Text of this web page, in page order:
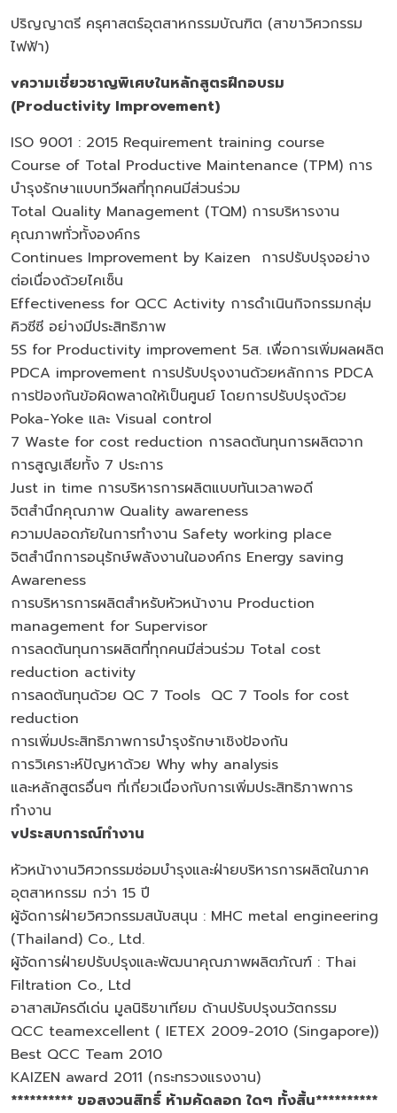
ปริญญาตรี ครุศาสตร์อุตสาหกรรมบัณฑิต (สาขาวิศวกรรม
ไฟฟ้า)
vความเชี่ยวชาญพิเศษในหลักสูตรฝึกอบรม
(Productivity Improvement)
ISO 9001 : 2015 Requirement training course
Course of Total Productive Maintenance (TPM) การ
บำรุงรักษาแบบทวีผลที่ทุกคนมีส่วนร่วม
Total Quality Management (TQM) การบริหารงาน
คุณภาพทั่วทั้งองค์กร
Continues Improvement by Kaizen การปรับปรุงอย่าง
ต่อเนื่องด้วยไคเซ็น
Effectiveness for QCC Activity การดำเนินกิจกรรมกลุ่ม
คิวซีซี อย่างมีประสิทธิภาพ
5S for Productivity improvement 5ส. เพื่อการเพิ่มผลผลิต
PDCA improvement การปรับปรุงงานด้วยหลักการ PDCA
การป้องกันข้อผิดพลาดให้เป็นศูนย์ โดยการปรับปรุงด้วย
Poka-Yoke และ Visual control
7 Waste for cost reduction การลดต้นทุนการผลิตจาก
การสูญเสียทั้ง 7 ประการ
Just in time การบริหารการผลิตแบบทันเวลาพอดี
จิตสำนึกคุณภาพ Quality awareness
ความปลอดภัยในการทำงาน Safety working place
จิตสำนึกการอนุรักษ์พลังงานในองค์กร Energy saving
Awareness
การบริหารการผลิตสำหรับหัวหน้างาน Production
management for Supervisor
การลดต้นทุนการผลิตที่ทุกคนมีส่วนร่วม Total cost
reduction activity
การลดต้นทุนด้วย QC 7 Tools QC 7 Tools for cost
reduction
การเพิ่มประสิทธิภาพการบำรุงรักษาเชิงป้องกัน
การวิเคราะห์ปัญหาด้วย Why why analysis
และหลักสูตรอื่นๆ ที่เกี่ยวเนื่องกับการเพิ่มประสิทธิภาพการ
ทำงาน
vประสบการณ์ทำงาน
หัวหน้างานวิศวกรรมซ่อมบำรุงและฝ่ายบริหารการผลิตในภาค
อุตสาหกรรม กว่า 15 ปี
ผู้จัดการฝ่ายวิศวกรรมสนับสนุน : MHC metal engineering
(Thailand) Co., Ltd.
ผู้จัดการฝ่ายปรับปรุงและพัฒนาคุณภาพผลิตภัณฑ์ : Thai
Filtration Co., Ltd
อาสาสมัครดีเด่น มูลนิธิขาเทียม ด้านปรับปรุงนวัตกรรม
QCC teamexcellent ( IETEX 2009-2010 (Singapore))
Best QCC Team 2010
KAIZEN award 2011 (กระทรวงแรงงาน)
********** ขอสงวนสิทธิ์ ห้ามคัดลอก ใดๆ ทั้งสิ้น**********